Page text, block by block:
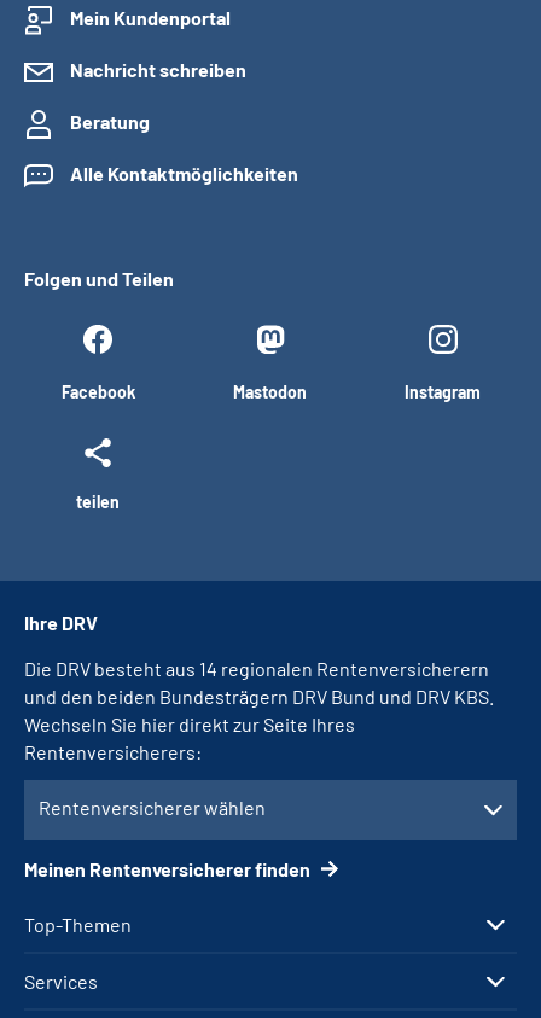
Mein Kundenportal
Nachricht schreiben
Beratung
Alle Kontaktmöglichkeiten
Folgen und Teilen
Facebook Mastodon Instagram
teilen
Top-Themen
Services
Ihre DRV
Die DRV besteht aus 14 regionalen Rentenversicherern
und den beiden Bundesträgern DRV Bund und DRV KBS.
Wechseln Sie hier direkt zur Seite Ihres
Rentenversicherers:
Rentenversicherer wählen
Meinen Rentenversicherer finden